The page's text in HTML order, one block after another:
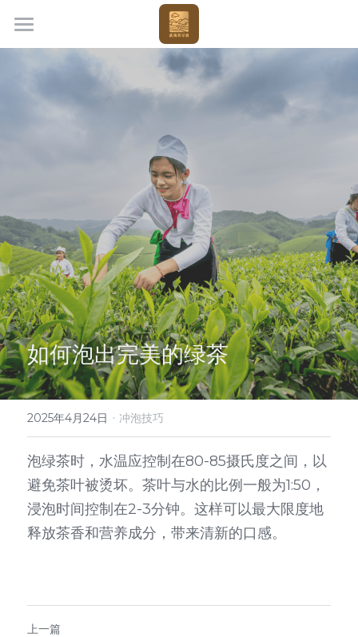
首页
登录/注册
简体中文
简体中文 POWERED BY
如何泡出完美的绿茶
2025年4月24日 · 冲泡技巧
泡绿茶时，水温应控制在80-85摄氏度之间，以
避免茶叶被烫坏。茶叶与水的比例一般为1:50，
浸泡时间控制在2-3分钟。这样可以最大限度地
释放茶香和营养成分，带来清新的口感。
上一篇
商品分类
所有商品分类